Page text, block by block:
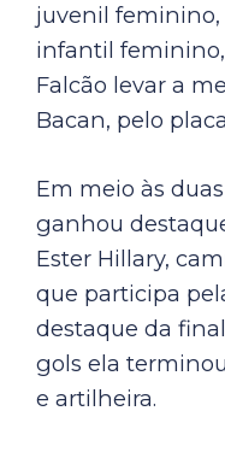
juvenil feminino,
infantil feminino,
Falcão levar a
Bacan, pelo
Em meio às
ganhou
Ester Hillary,
que participa
destaque da
gols ela
e artilheira.